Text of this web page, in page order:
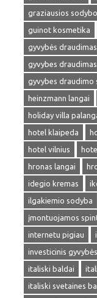
graziausios
guinot kosmetika
gyvybės draudimas
gyvybes
gyvybes draudimo
heinzmann langai
holiday villa
hotel klaipeda
hotel vilnius
hronas langai
idegio kremas
ilgakiemio sodyba
įmontuojamos
internetu pigiau
investicinis
italiski baldai
italiski svetaines